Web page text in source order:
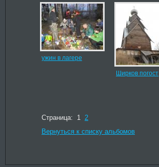
ужин в лагере
Ширков погост
Страница: 1 2
Вернуться к списку альбомов